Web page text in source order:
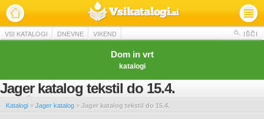
VSI KATALOGI DNEVNE VIKEND IŠČI
Dom in vrt
katalogi
Jager katalog tekstil do 15.4.
Katalogi » Jager katalog » Jager katalog tekstil do 15.4.